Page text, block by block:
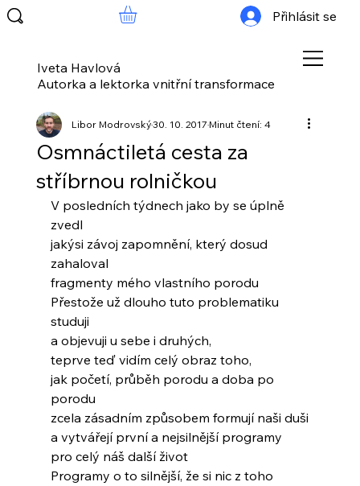
Iveta Havlová
Autorka a lektorka vnitřní transformace
Přihlásit se
Osmnáctiletá cesta za
stříbrnou rolničkou
Libor Modrovský30. 10. 2017Minut čtení: 4
V posledních týdnech jako by se úplně
zvedl
jakýsi závoj zapomnění, který dosud
zahaloval
fragmenty mého vlastního porodu
Přestože už dlouho tuto problematiku
studuji
a objevuji u sebe i druhých,
teprve teď vidím celý obraz toho,
jak početí, průběh porodu a doba po
porodu
zcela zásadním způsobem formují naši duši
a vytvářejí první a nejsilnější programy
pro celý náš další život
Programy o to silnější, že si nic z toho